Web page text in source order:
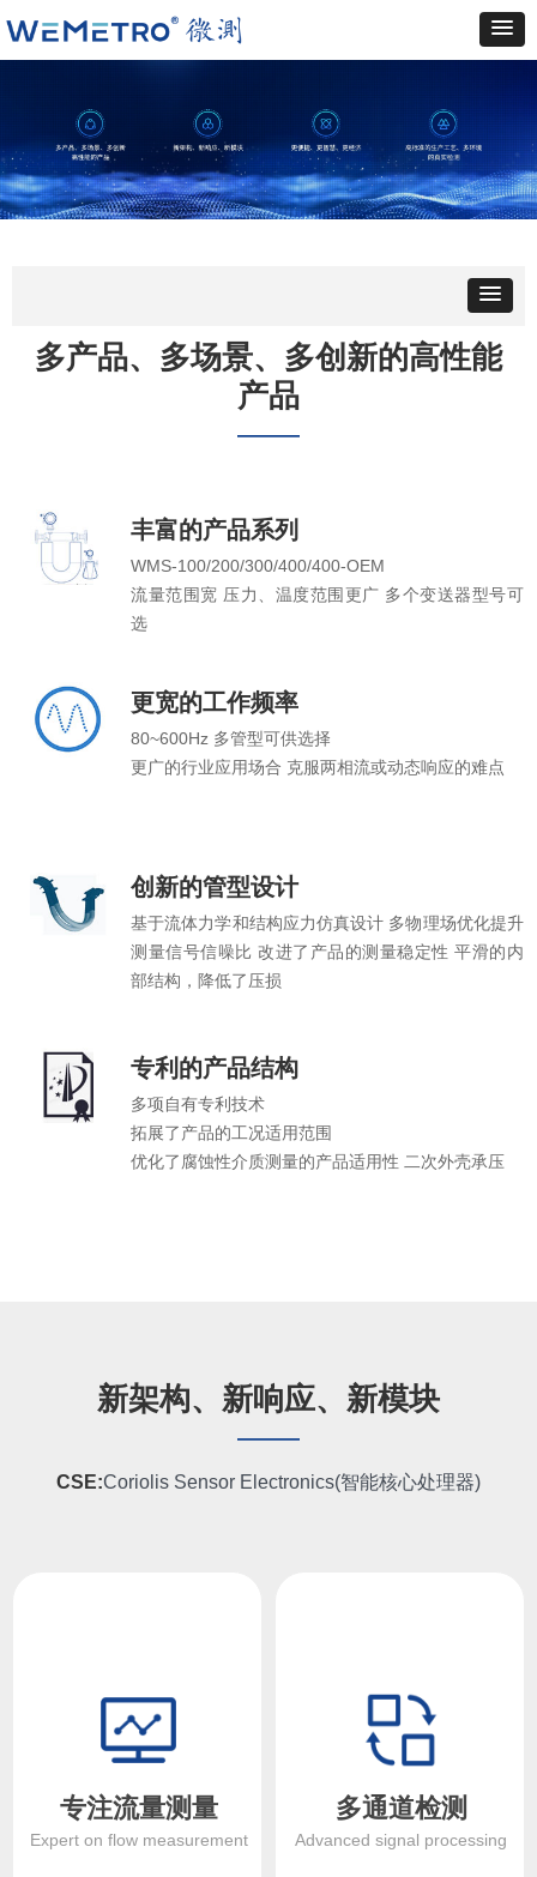
多产品、多场景、多创新的高性能
产品
——
丰富的产品系列
WMS-100/200/300/400/400-OEM
流量范围宽 压力、温度范围更广 多个变送器型号可
选
更宽的工作频率
80~600Hz 多管型可供选择
更广的行业应用场合 克服两相流或动态响应的难点
创新的管型设计
基于流体力学和结构应力仿真设计 多物理场优化提升
测量信号信噪比 改进了产品的测量稳定性 平滑的内
部结构，降低了压损
专利的产品结构
多项自有专利技术
拓展了产品的工况适用范围
优化了腐蚀性介质测量的产品适用性 二次外壳承压
专注流量测量
Expert on flow measurement
新架构、新响应、新模块
——
CSE:Coriolis Sensor Electronics(智能核心处理器)
多通道检测
Advanced signal processing